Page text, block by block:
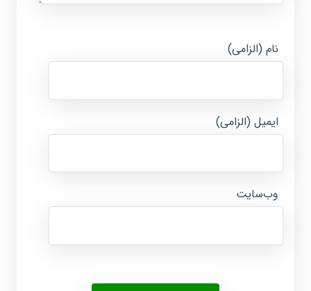
نام (الزامی)
ایمیل (الزامی)
وب‌سایت